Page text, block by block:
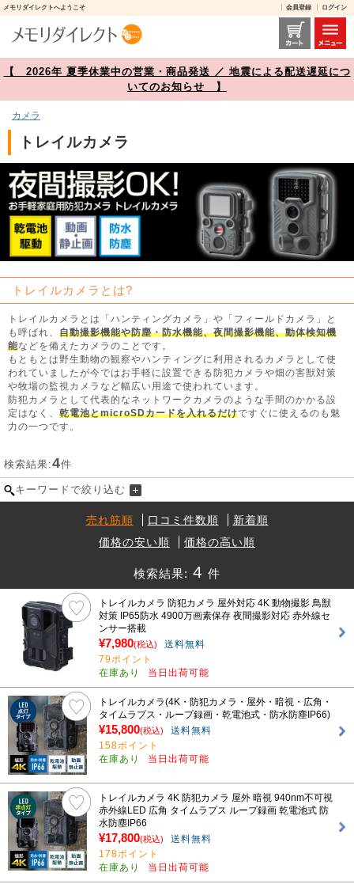
メモリダイレクトへようこそ 会員登録 ログイン
トレイルカメラ 商品一覧【メモリダイレクト】
【 2026年 夏季休業中の営業・商品発送 ／ 地震による配送遅延につ
いてのお知らせ 】
カメラ
トレイルカメラ
トレイルカメラとは?
トレイルカメラとは「ハンティングカメラ」や「フィールドカメラ」と
も呼ばれ、 自動撮影機能や防塵・防水機能、夜間撮影機能、動体検知機
能などを備えたカメラのことです。
もともとは野生動物の観察やハンティングに利用されるカメラとして使
われていましたが今ではお手軽に設置できる防犯カメラや畑の害獣対策
や牧場の監視カメラなど幅広い用途で使われています。
防犯カメラとして代表的なネットワークカメラのような手間のかかる設
定はなく、 乾電池とmicroSDカードを入れるだけですぐに使えるのも魅
力の一つです。
検索結果:4件
キーワードで絞り込む
売れ筋順 口コミ件数順
新着順
価格の安い順
価格の高い順
検索結果: 4 件
トレイルカメラ 防犯カメラ 屋外対応 4K 動物撮影 鳥獣
対策 IP65防水 4900万画素保存 夜間撮影対応 赤外線セ
ンサー搭載
¥7,980(税込)
送料無料
79ポイント
在庫あり
当日出荷可能
トレイルカメラ(4K・防犯カメラ・屋外・暗視・広角・
タイムラプス・ループ録画・乾電池式・防水防塵IP66)
¥15,800(税込)
送料無料
158ポイント
在庫あり
当日出荷可能
トレイルカメラ 4K 防犯カメラ 屋外 暗視 940nm不可視
赤外線LED 広角 タイムラプス ループ録画 乾電池式 防
水防塵IP66
¥17,800(税込)
送料無料
178ポイント
在庫あり
当日出荷可能